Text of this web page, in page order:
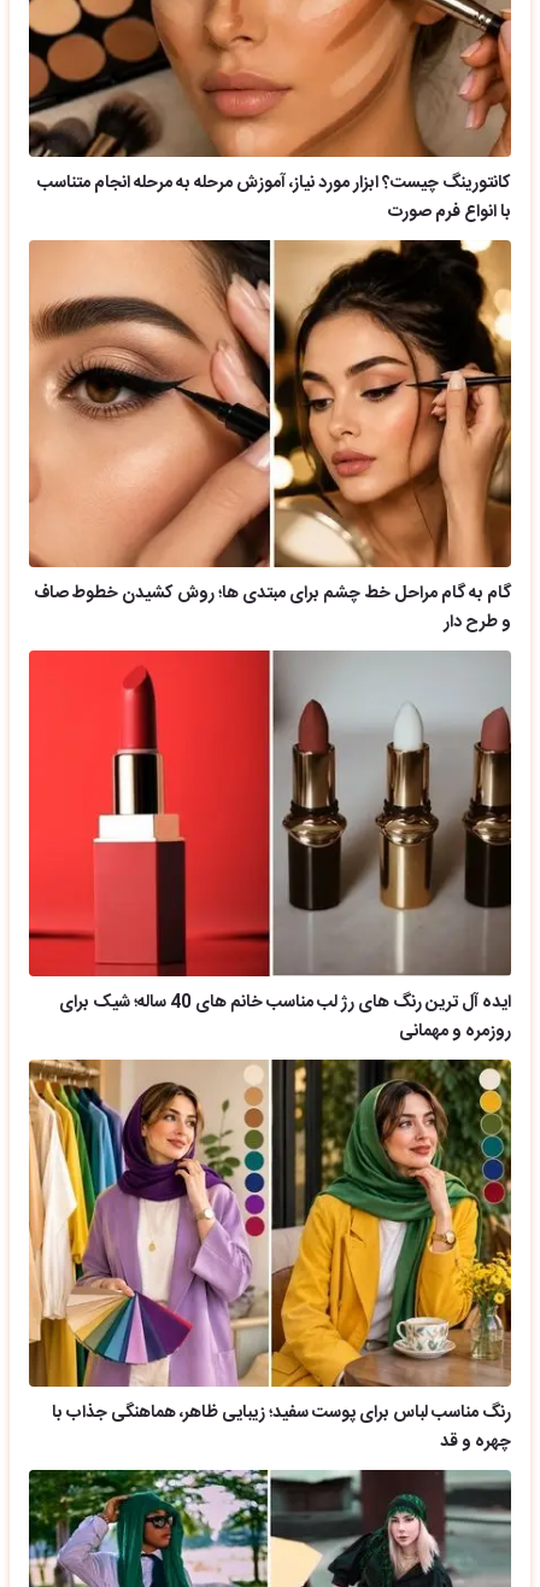
کانتورینگ چیست؟ ابزار مورد نیاز، آموزش مرحله به مرحله انجام متناسب
با انواع فرم صورت
گام به گام مراحل خط چشم برای مبتدی ها؛ روش کشیدن خطوط صاف
و طرح دار
ایده آل ترین رنگ های رژ لب مناسب خانم های 40 ساله؛ شیک برای
روزمره و مهمانی
رنگ مناسب لباس برای پوست سفید؛ زیبایی ظاهر، هماهنگی جذاب با
چهره و قد